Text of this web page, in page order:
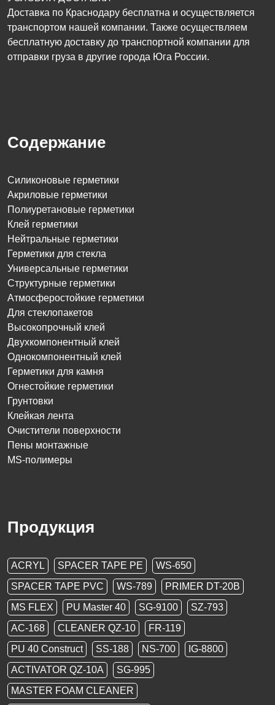
Доставка по Краснодару бесплатна и осуществляется
транспортом нашей компании. Также осуществляем
бесплатную доставку до транспортной компании для
отправки груза в другие города Юга России.
Содержание
Силиконовые герметики
Акриловые герметики
Полиуретановые герметики
Клей герметики
Нейтральные герметики
Герметики для стекла
Универсальные герметики
Структурные герметики
Атмосферостойкие герметики
Для стеклопакетов
Высокопрочный клей
Двухкомпонентный клей
Однокомпонентный клей
Герметики для камня
Огнестойкие герметики
Грунтовки
Клейкая лента
Очистители поверхности
Пены монтажные
MS-полимеры
Продукция
ACRYL SPACER TAPE PE
WS-650
SPACER TAPE PVC
WS-789
PRIMER DT-20B
MS FLEX
PU Master 40 SG-9100
SZ-793
AC-168
CLEANER QZ-10
FR-119
PU 40 Construct
SS-188 NS-700
IG-8800
ACTIVATOR QZ-10A
SG-995
MASTER FOAM CLEANER